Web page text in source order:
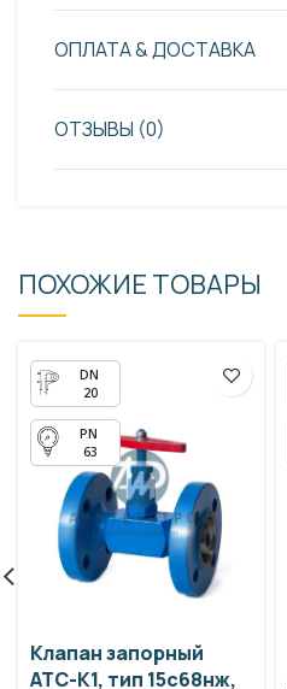
ОПЛАТА & ДОСТАВКА
ОТЗЫВЫ (0)
ПОХОЖИЕ ТОВАРЫ
20
63
Клапан запорный
АТС-К1, тип 15с68нж,